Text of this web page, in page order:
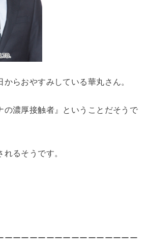
からおやすみしている華丸さん。
の濃厚接触者』ということだそうで
れるそうです。
ーーーーーーーーーーーーーーーー